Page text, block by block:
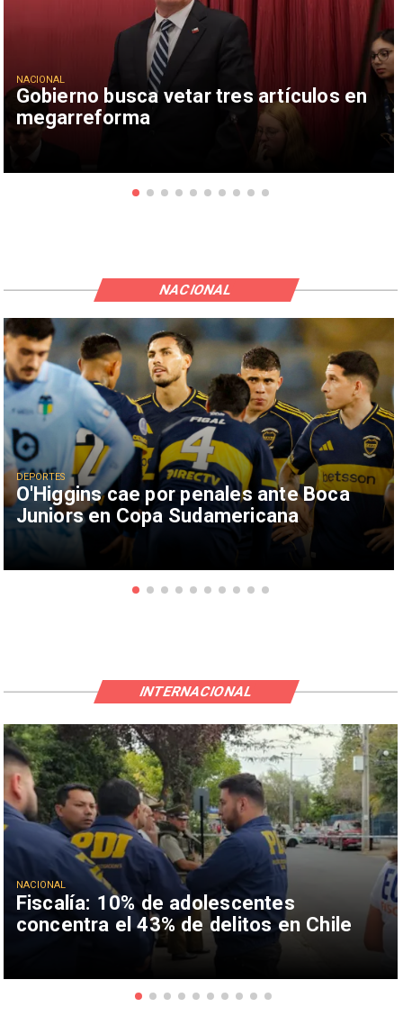
Gobierno busca vetar tres artículos en
megarreforma
NACIONAL
O'Higgins cae por penales ante Boca
Juniors en Copa Sudamericana
DEPORTES
NACIONAL
Fiscalía: 10% de adolescentes
concentra el 43% de delitos en Chile
NACIONAL
INTERNACIONAL